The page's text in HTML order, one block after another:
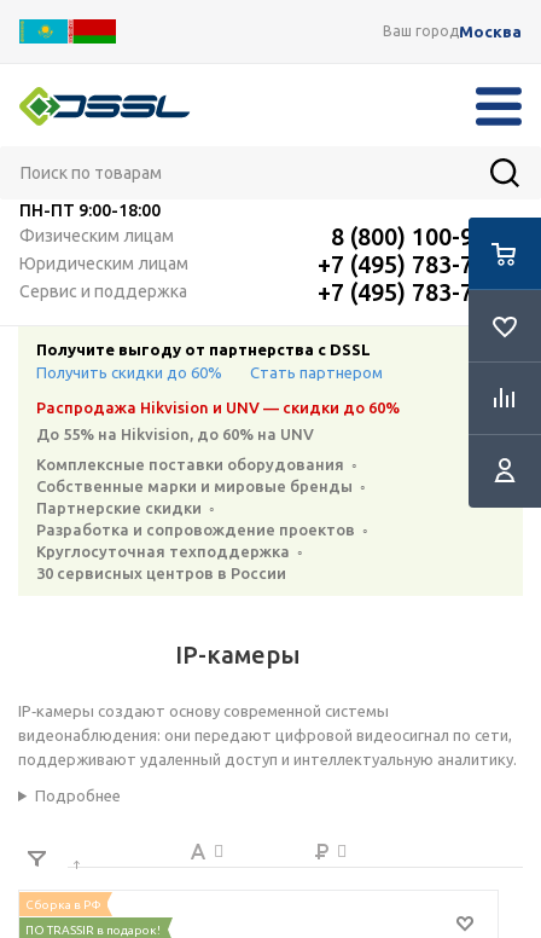
Ваш городМосква
ПН-ПТ 9:00-18:00
Физическим лицам
8 (800) 100-91-12
Юридическим лицам +7 (495) 783-72-87
Сервис и поддержка +7 (495) 783-72-87
Получите выгоду от партнерства с DSSL
Получить скидки до 60%
Стать партнером
Распродажа Hikvision и UNV — скидки до 60%
До 55% на Hikvision, до 60% на UNV
Комплексные поставки оборудования ◦
Собственные марки и мировые бренды ◦
Партнерские скидки ◦
Разработка и сопровождение проектов ◦
Круглосуточная техподдержка ◦
30 сервисных центров в России
IP-камеры
IP‑камеры создают основу современной системы
видеонаблюдения: они передают цифровой видеосигнал по сети,
поддерживают удаленный доступ и интеллектуальную аналитику.
Подробнее
Сборка в РФ
ПО TRASSIR в подарок!